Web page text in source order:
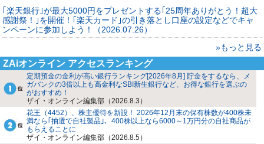
｢楽天銀行｣が最大5000円をプレゼントする｢25周年ありがとう！超大
感謝祭！｣を開催！｢楽天カード｣の引き落とし口座の設定などでキャ
ンペーンに参加しよう！（2026.07.26）
»もっと見る
ZAiオンライン アクセスランキング
定期預金の金利が高い銀行ランキング[2026年8月] 貯金をするなら、メ
ガバンクの3倍以上も高金利なSBI新生銀行など、お得な銀行を選ぶの
がおすすめ！
ザイ・オンライン編集部（2026.8.3）
花王（4452）、株主優待を新設！ 2026年12月末の保有株数が400株未
満なら｢抽選で自社製品｣、400株以上なら6000～1万円分の自社商品が
もらえることに
ザイ・オンライン編集部（2026.8.5）